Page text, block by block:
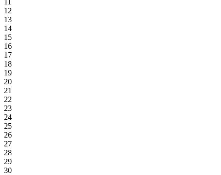
12
13
14
15
16
17
18
19
20
21
22
23
24
25
26
27
28
29
30